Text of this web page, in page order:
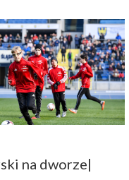
na dworze|